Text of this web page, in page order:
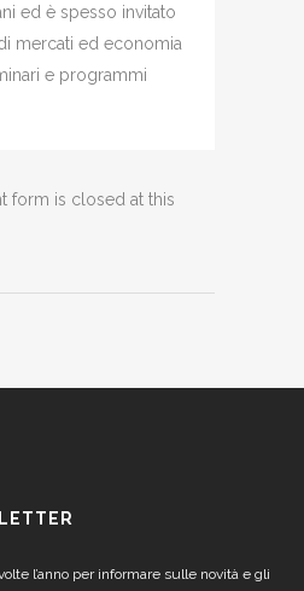
ed è spesso invitato
mercati ed economia
e programmi
form is closed at this
l’anno per informare sulle novità e gli